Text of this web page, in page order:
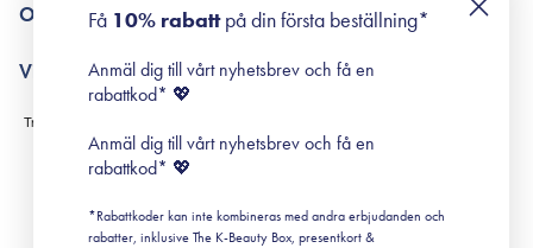
Retinol för nybörjare
Om Surisuri
Black Friday
Villkor
Leverans & Retur
Köpvillkor
Prenumerationsvillkor
Cookiepolicy
Få 10% rabattpå din första beställning*
Anmäl dig till vårt nyhetsbrev och få en
rabattkod* 💖
Anmäl dig till vårt nyhetsbrev och få en
rabattkod* 💖
*Rabattkoder kan inte kombineras med andra erbjudanden och
rabatter, inklusive The K-Beauty Box, presentkort &